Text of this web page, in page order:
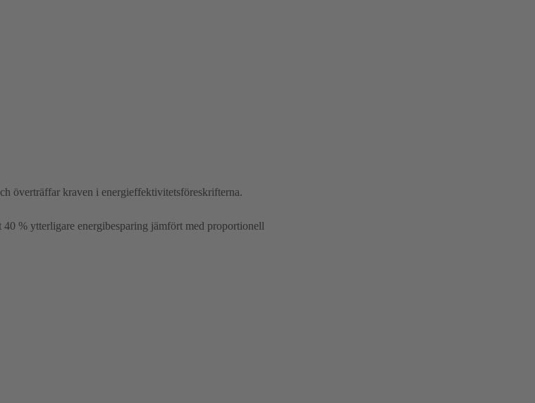
överträffar kraven i energieffektivitetsföreskrifterna.
% ytterligare energibesparing jämfört med proportionell